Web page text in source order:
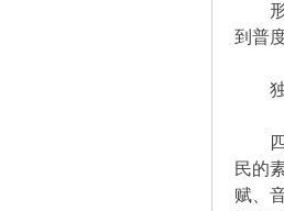
形容
到普
独
四周
民的
赋、